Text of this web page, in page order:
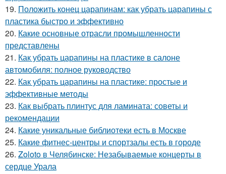
19. Положить конец царапинам: как убрать царапины с
пластика быстро и эффективно
20. Какие основные отрасли промышленности
представлены
21. Как убрать царапины на пластике в салоне
автомобиля: полное руководство
22. Как убрать царапины на пластике: простые и
эффективные методы
23. Как выбрать плинтус для ламината: советы и
рекомендации
24. Какие уникальные библиотеки есть в Москве
25. Какие фитнес-центры и спортзалы есть в городе
26. Zoloto в Челябинске: Незабываемые концерты в
сердце Урала